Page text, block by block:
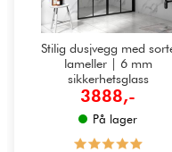
Stilig dusjvegg med
lameller | 6 mm
sikkerhetsglass
3888,-
På lager